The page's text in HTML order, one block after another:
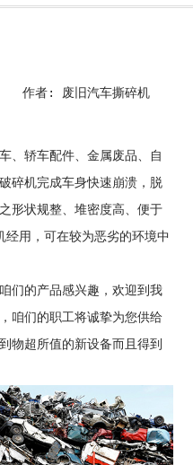
| 作者: 废旧汽车撕碎机
轿车配件、金属废品、自
碎机完成车身快速崩溃，脱
形状规整、堆密度高、便于
用，可在较为恶劣的环境中
的产品感兴趣，欢迎到我
咱们的职工将诚挚为您供给
物超所值的新设备而且得到